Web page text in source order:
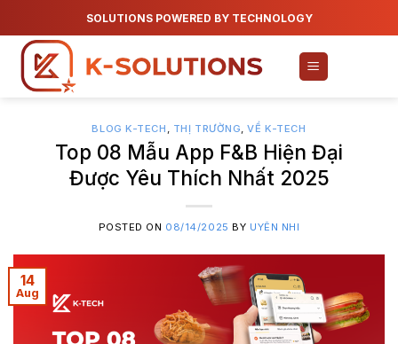
to
content
SOLUTIONS POWERED BY TECHNOLOGY
BLOG K-TECH , THỊ TRƯỜNG,VỀ K-TECH
Top 08 Mẫu App F&B Hiện Đại
Được Yêu Thích Nhất 2025
POSTED ON 08/14/2025 BY UYÊN NHI
14
Aug